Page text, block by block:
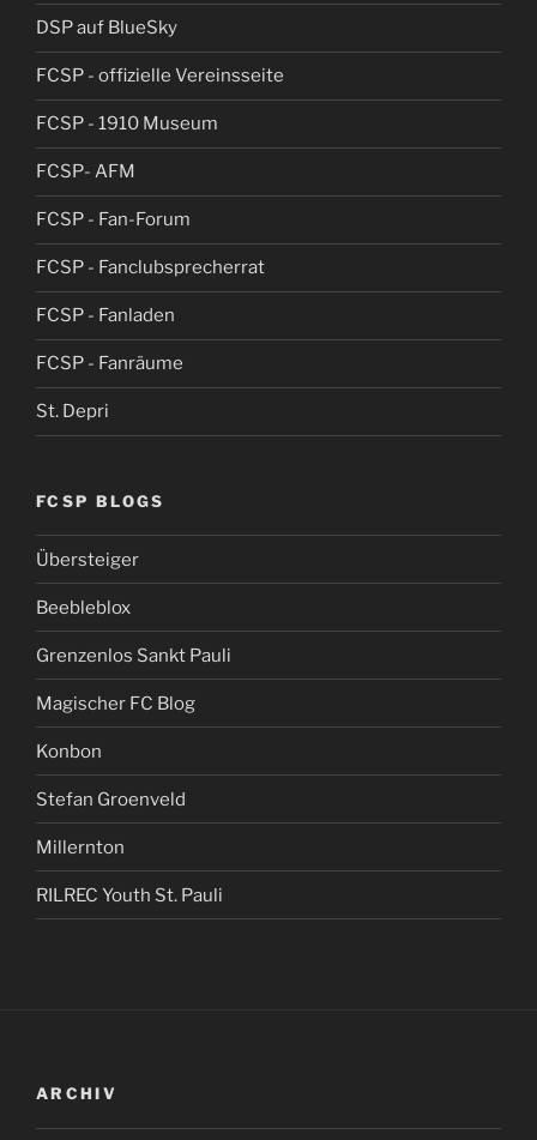
DSP auf BlueSky
FCSP - offizielle Vereinsseite
FCSP - 1910 Museum
FCSP- AFM
FCSP - Fan-Forum
FCSP - Fanclubsprecherrat
FCSP - Fanladen
FCSP - Fanräume
St. Depri
FCSP BLOGS
Übersteiger
Beebleblox
Grenzenlos Sankt Pauli
Magischer FC Blog
Konbon
Stefan Groenveld
Millernton
RILREC Youth St. Pauli
ARCHIV